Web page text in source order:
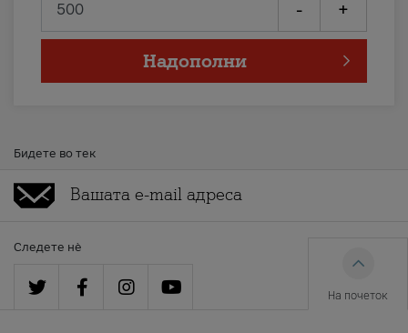
- +
Надополни
Бидете во тек
Следете нè
На почеток